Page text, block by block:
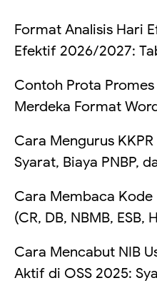
Format Analisis Hari
Efektif 2026/2027:
Contoh Prota
Merdeka Format
Cara Mengurus
Syarat, Biaya PNBP,
Cara Membaca Kode
(CR, DB, NBMB, ESB,
Cara Mencabut NIB
Aktif di OSS 2025: